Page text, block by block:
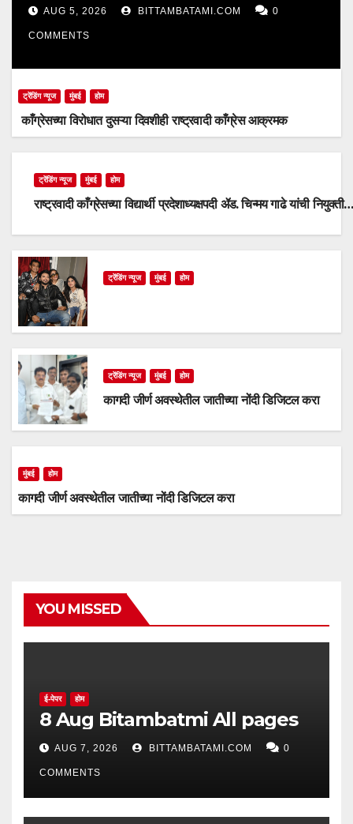
AUG 5, 2026 BITTAMBATAMI.COM 0
COMMENTS
ट्रेंडिंग न्यूज मुंबई होम
काँग्रेसच्या विरोधात दुसऱ्या दिवशीही राष्ट्रवादी काँग्रेस आक्रमक
ट्रेंडिंग न्यूज मुंबई होम
राष्ट्रवादी काँग्रेसच्या विद्यार्थी प्रदेशाध्यक्षपदी ॲड. चिन्मय गाढे यांची नियुक्ती…
ट्रेंडिंग न्यूज मुंबई होम
ट्रेंडिंग न्यूज मुंबई होम
कागदी जीर्ण अवस्थेतील जातीच्या नोंदी डिजिटल करा
मुंबई होम
कागदी जीर्ण अवस्थेतील जातीच्या नोंदी डिजिटल करा
YOU MISSED
ई-पेपर होम
8 Aug Bitambatmi All pages
AUG 7, 2026 BITTAMBATAMI.COM 0
COMMENTS